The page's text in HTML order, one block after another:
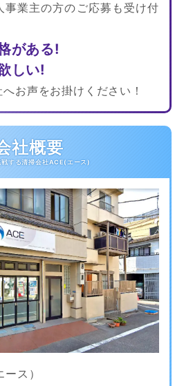
事業主の方のご応募も受け付
がある!
しい!
お声をお掛けください！
社概要
ス）